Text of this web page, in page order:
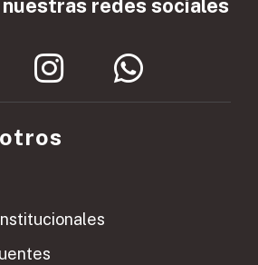
redes sociales